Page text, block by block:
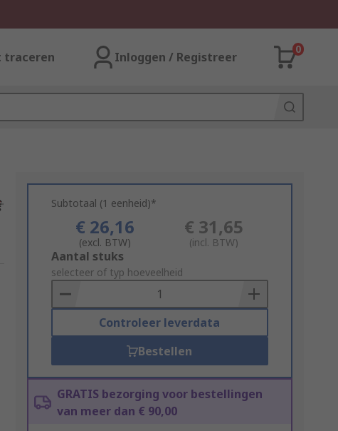
traceren Inloggen / Registreer
0
Subtotaal (1 eenheid)*
€ 26,16
(excl. BTW)
€ 31,65
(incl. BTW)
Add
to
Basket
Aantal stuks
selecteer of typ hoeveelheid
Controleer leverdata
Bestellen
GRATIS bezorging voor bestellingen
van meer dan € 90,00